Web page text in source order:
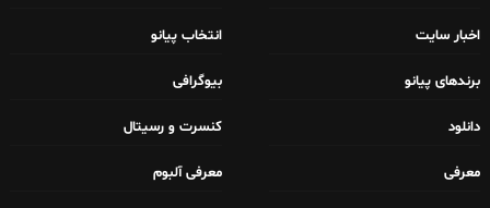
اخبار سایت انتخاب پیانو
برندهای پیانو بیوگرافی
دانلود کنسرت و رسیتال
معرفی معرفی آلبوم